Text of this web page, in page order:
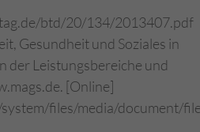
btd/20/134/2013407.pdf
Gesundheit und Soziales in
der Leistungsbereiche und
[Online]
files/media/document/